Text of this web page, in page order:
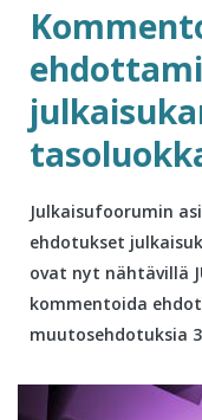
Julkaisufoorumin
ehdotukset
ovat nyt nähtävillä
kommentoida
muutosehdotuksia